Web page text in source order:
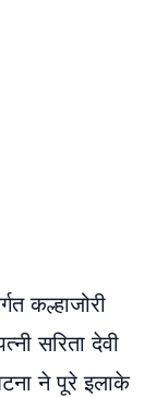
कल्हाजोरी
सरिता देवी
ने पूरे इलाके